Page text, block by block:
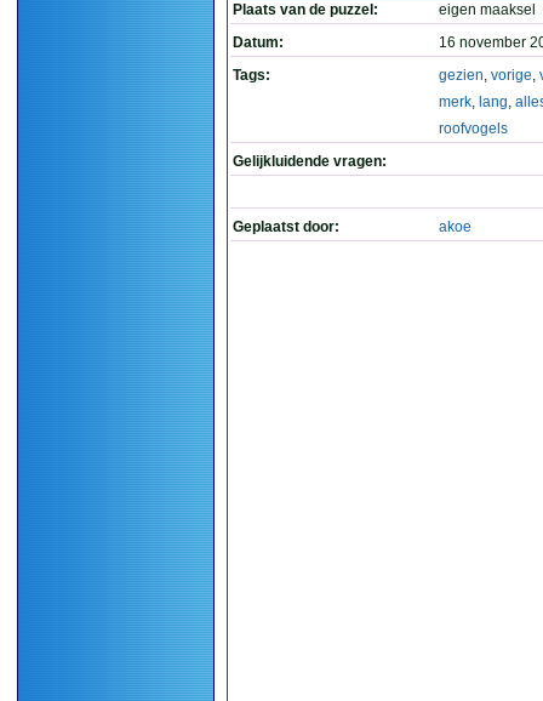
Plaats van de puzzel:
eigen maaksel
Datum:
16 november
Tags:
gezien, vorige,
merk, lang,
roofvogels
Gelijkluidende vragen:
Geplaatst door: akoe